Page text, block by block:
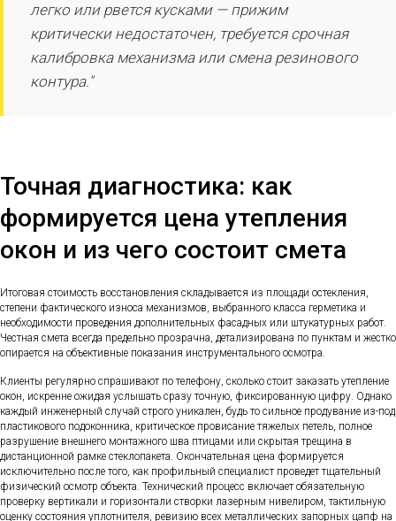
легко или рвется кусками — прижим
критически недостаточен, требуется срочная
калибровка механизма или смена резинового
контура."
Точная диагностика: как
формируется цена утепления
окон и из чего состоит смета
Итоговая стоимость восстановления складывается из площади остекления,
степени фактического износа механизмов, выбранного класса герметика и
необходимости проведения дополнительных фасадных или штукатурных работ.
Честная смета всегда предельно прозрачна, детализирована по пунктам и жестко
опирается на объективные показания инструментального осмотра.
Клиенты регулярно спрашивают по телефону, сколько стоит заказать утепление
окон, искренне ожидая услышать сразу точную, фиксированную цифру. Однако
каждый инженерный случай строго уникален, будь то сильное продувание из-под
пластикового подоконника, критическое провисание тяжелых петель, полное
разрушение внешнего монтажного шва птицами или скрытая трещина в
дистанционной рамке стеклопакета. Окончательная цена формируется
исключительно после того, как профильный специалист проведет тщательный
физический осмотр объекта. Технический процесс включает обязательную
проверку вертикали и горизонтали створки лазерным нивелиром, тактильную
оценку состояния уплотнителя, ревизию всех металлических запорных цапф на